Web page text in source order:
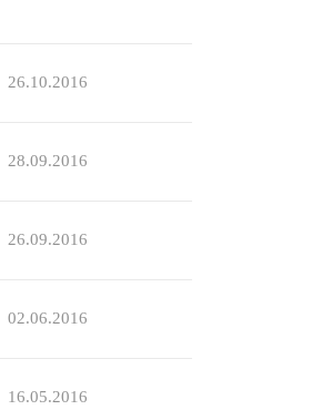
26.10.2016
28.09.2016
26.09.2016
02.06.2016
16.05.2016